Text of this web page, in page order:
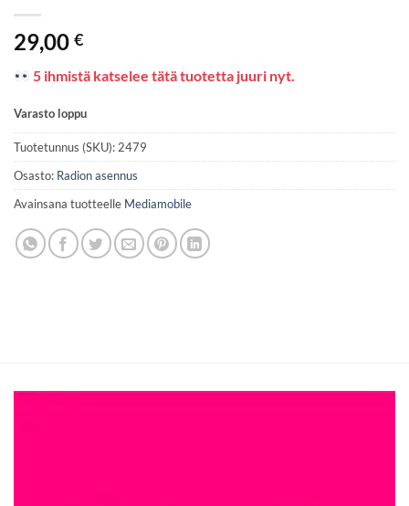
29,00 €
5 ihmistä katselee tätä tuotetta juuri nyt.
Varasto loppu
Tuotetunnus (SKU): 2479
Osasto: Radion asennus
Avainsana tuotteelle Mediamobile